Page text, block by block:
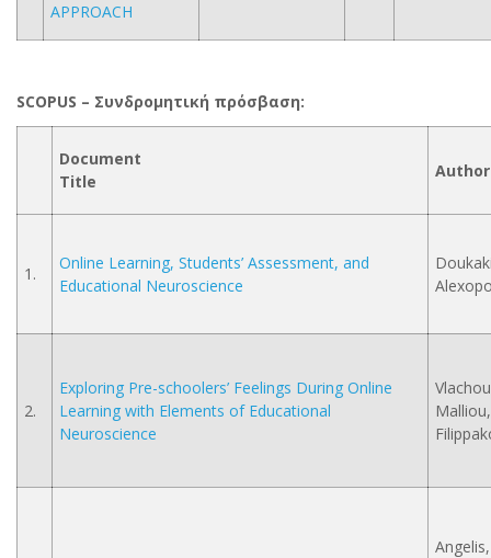
APPROACH
SCOPUS – Συνδρομητική πρόσβαση:
Document
Title
1.
Online Learning, Students’ Assessment, and
Educational Neuroscience
2.
Exploring Pre-schoolers’ Feelings During Online
Learning with Elements of Educational
Neuroscience